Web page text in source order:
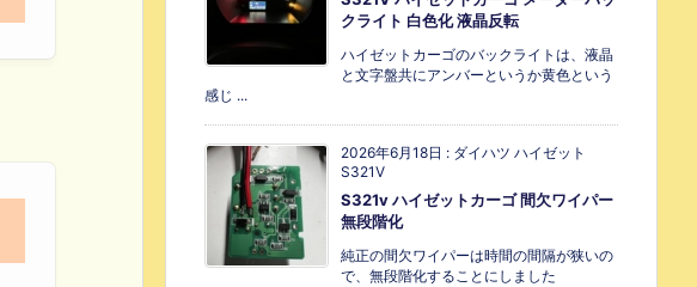
クライト 白色化 液晶反転
ハイゼットカーゴのバックライトは、液晶
と文字盤共にアンバーというか黄色という
感じ ...
2026年6月18日 : ダイハツ ハイゼット
S321V
S321v ハイゼットカーゴ 間欠ワイパー
無段階化
純正の間欠ワイパーは時間の間隔が狭いの
で、無段階化することにしました